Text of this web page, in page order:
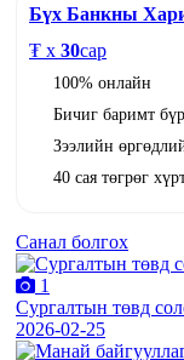
Бүх Банкны
₮ x 30сар
100% онлайн
Бичиг баримт
Зээлийн
40 сая төгрөг
Санал болгох
1
Сургалтын төвд
2026-02-25